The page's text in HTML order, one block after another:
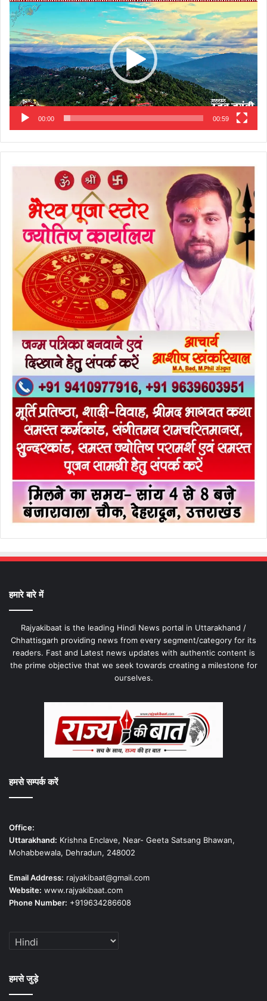
Player
00:00 00:59
हमारे बारे में
Rajyakibaat is the leading Hindi News portal in Uttarakhand /
Chhattisgarh providing news from every segment/category for its
readers. Fast and Latest news updates with authentic content is
the prime objective that we seek towards creating a milestone for
ourselves.
हमसे सम्पर्क करें
Office:
Uttarakhand: Krishna Enclave, Near- Geeta Satsang Bhawan,
Mohabbewala, Dehradun, 248002
Email Address: rajyakibaat@gmail.com
Website: www.rajyakibaat.com
Phone Number: +919634286608
हमसे जुड़े